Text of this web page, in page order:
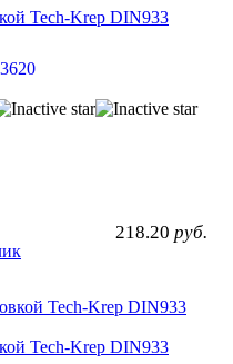
Tech-Krep DIN933
218.20 руб.
Tech-Krep DIN933